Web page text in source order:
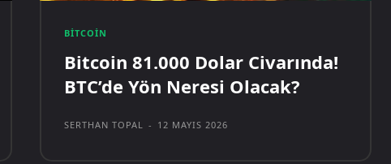
BITCOIN
Bitcoin 81.000 Dolar Civarında!
BTC’de Yön Neresi Olacak?
SERTHAN TOPAL - 12 MAYIS 2026